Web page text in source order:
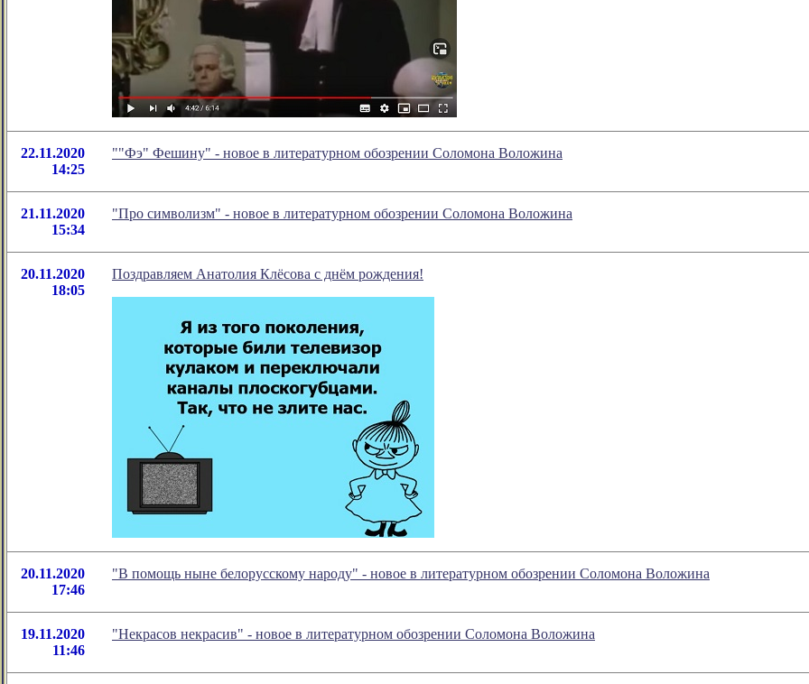
22.11.2020
14:25
""Фэ" Фешину" - новое в литературном обозрении Соломона Воложина
21.11.2020
15:34
"Про символизм" - новое в литературном обозрении Соломона Воложина
20.11.2020
18:05
Поздравляем Анатолия Клёсова с днём рождения!
20.11.2020
17:46
"В помощь ныне белорусскому народу" - новое в литературном обозрении Соломона Воложина
19.11.2020
11:46
"Некрасов некрасив" - новое в литературном обозрении Соломона Воложина